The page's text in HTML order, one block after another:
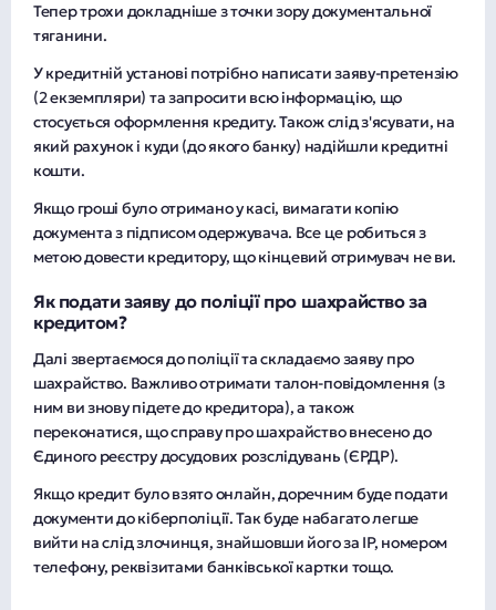
Тепер трохи докладніше з точки зору документальної
тяганини.
У кредитній установі потрібно написати заяву-претензію
(2 екземпляри) та запросити всю інформацію, що
стосується оформлення кредиту. Також слід з'ясувати, на
який рахунок і куди (до якого банку) надійшли кредитні
кошти.
Якщо гроші було отримано у касі, вимагати копію
документа з підписом одержувача. Все це робиться з
метою довести кредитору, що кінцевий отримувач не ви.
Як подати заяву до поліції про шахрайство за
кредитом?
Далі звертаємося до поліції та складаємо заяву про
шахрайство. Важливо отримати талон-повідомлення (з
ним ви знову підете до кредитора), а також
переконатися, що справу про шахрайство внесено до
Єдиного реєстру досудових розслідувань (ЄРДР).
Якщо кредит було взято онлайн, доречним буде подати
документи до кіберполіції. Так буде набагато легше
вийти на слід злочинця, знайшовши його за IP, номером
телефону, реквізитами банківської картки тощо.